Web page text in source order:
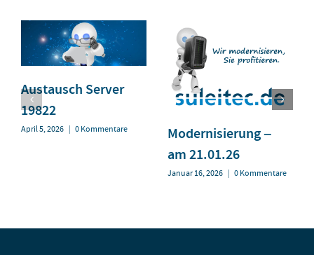
Austausch Server
19822
April 5, 2026 | 0 Kommentare
Modernisierung –
am 21.01.26
Januar 16, 2026 | 0 Kommentare